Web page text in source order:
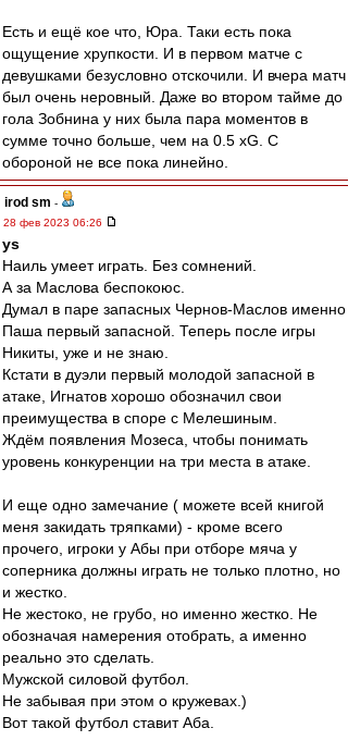
Есть и ещё кое что, Юра. Таки есть пока
ощущение хрупкости. И в первом матче с
девушками безусловно отскочили. И вчера матч
был очень неровный. Даже во втором тайме до
гола Зобнина у них была пара моментов в
сумме точно больше, чем на 0.5 xG. С
обороной не все пока линейно.
irod sm -
28 фев 2023 06:26
ys
Наиль умеет играть. Без сомнений.
А за Маслова беспокоюс.
Думал в паре запасных Чернов-Маслов именно
Паша первый запасной. Теперь после игры
Никиты, уже и не знаю.
Кстати в дуэли первый молодой запасной в
атаке, Игнатов хорошо обозначил свои
преимущества в споре с Мелешиным.
Ждём появления Мозеса, чтобы понимать
уровень конкуренции на три места в атаке.
И еще одно замечание ( можете всей книгой
меня закидать тряпками) - кроме всего
прочего, игроки у Абы при отборе мяча у
соперника должны играть не только плотно, но
и жестко.
Не жестоко, не грубо, но именно жестко. Не
обозначая намерения отобрать, а именно
реально это сделать.
Мужской силовой футбол.
Не забывая при этом о кружевах.)
Вот такой футбол ставит Аба.